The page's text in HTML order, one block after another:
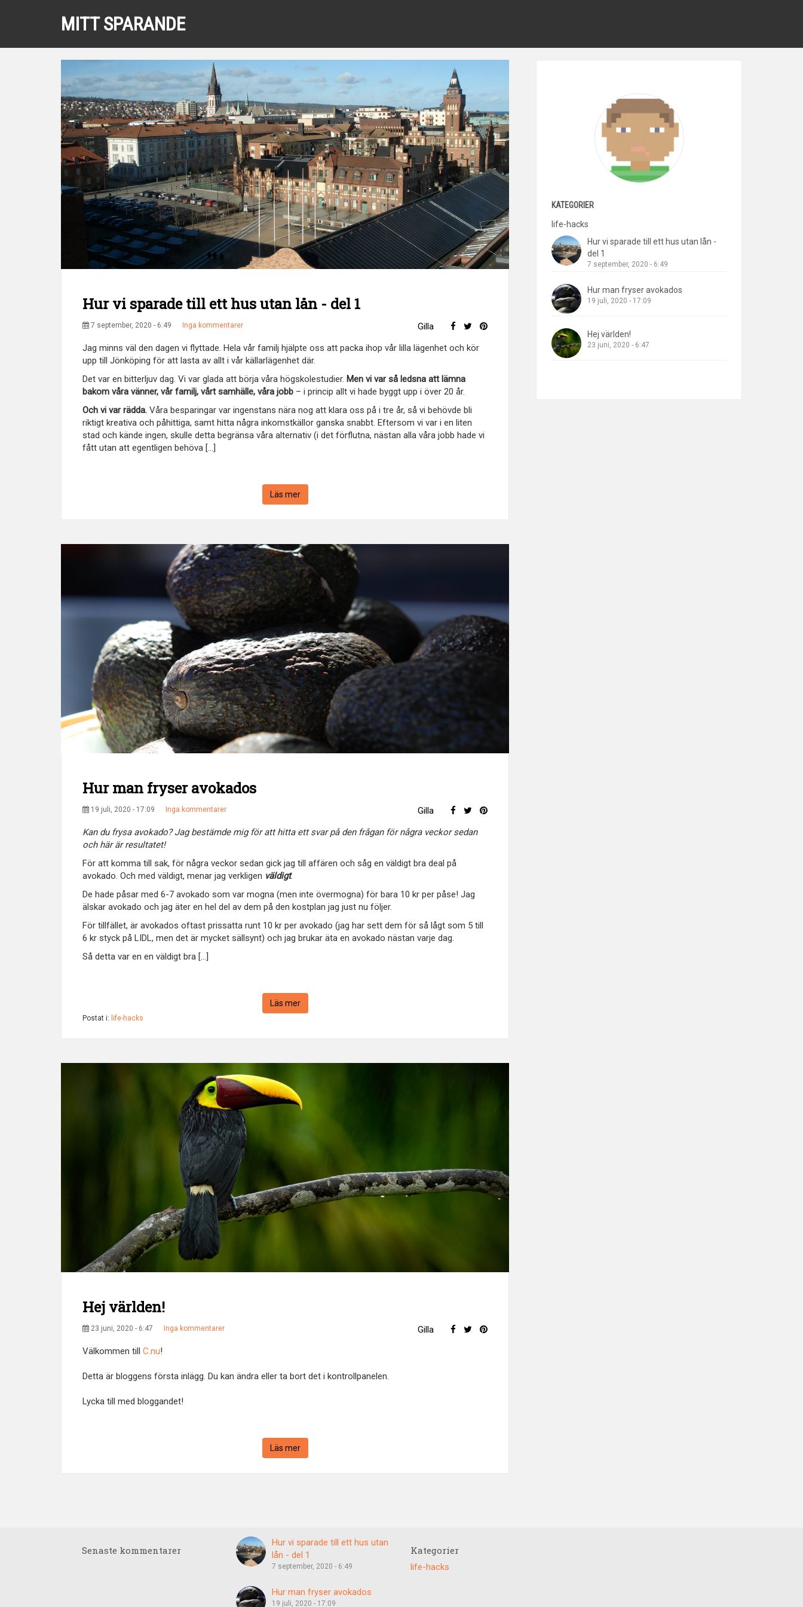
MITT SPARANDE
Hur vi sparade till ett hus utan lån - del 1
7 september, 2020 - 6:49 Inga kommentarer
Gilla
Jag minns väl den dagen vi flyttade. Hela vår familj hjälpte oss att packa ihop vår lilla lägenhet och kör
upp till Jönköping för att lasta av allt i vår källarlägenhet där.
Det var en bitterljuv dag. Vi var glada att börja våra högskolestudier. Men vi var så ledsna att lämna
bakom våra vänner, vår familj, vårt samhälle, våra jobb – i princip allt vi hade byggt upp i över 20 år.
Och vi var rädda. Våra besparingar var ingenstans nära nog att klara oss på i tre år, så vi behövde bli
riktigt kreativa och påhittiga, samt hitta några inkomstkällor ganska snabbt. Eftersom vi var i en liten
stad och kände ingen, skulle detta begränsa våra alternativ (i det förflutna, nästan alla våra jobb hade vi
fått utan att egentligen behöva [...]
Läs mer
Hur man fryser avokados
19 juli, 2020 - 17:09 Inga kommentarer
Gilla
Kan du frysa avokado? Jag bestämde mig för att hitta ett svar på den frågan för några veckor sedan
och här är resultatet!
För att komma till sak, för några veckor sedan gick jag till affären och såg en väldigt bra deal på
avokado. Och med väldigt, menar jag verkligen väldigt.
De hade påsar med 6-7 avokado som var mogna (men inte övermogna) för bara 10 kr per påse! Jag
älskar avokado och jag äter en hel del av dem på den kostplan jag just nu följer.
För tillfället, är avokados oftast prissatta runt 10 kr per avokado (jag har sett dem för så lågt som 5 till
6 kr styck på LIDL, men det är mycket sällsynt) och jag brukar äta en avokado nästan varje dag.
Så detta var en en väldigt bra [...]
Läs mer
Postat i: life-hacks
Hej världen!
23 juni, 2020 - 6:47 Inga kommentarer
Gilla
Välkommen till C.nu!
Detta är bloggens första inlägg. Du kan ändra eller ta bort det i kontrollpanelen.
Lycka till med bloggandet!
Läs mer
KATEGORIER
life-hacks
Hur vi sparade till ett hus utan lån -
del 1
7 september, 2020 - 6:49
Hur man fryser avokados
19 juli, 2020 - 17:09
Hej världen!
23 juni, 2020 - 6:47
Senaste kommentarer
Hur vi sparade till ett hus utan
lån - del 1
7 september, 2020 - 6:49
Hur man fryser avokados
19 juli, 2020 - 17:09
Kategorier
life-hacks